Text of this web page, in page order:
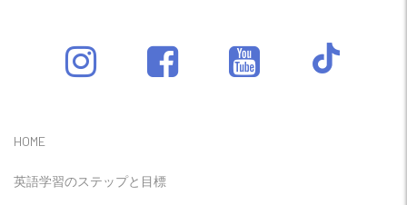
HOME
英語学習のステップと目標